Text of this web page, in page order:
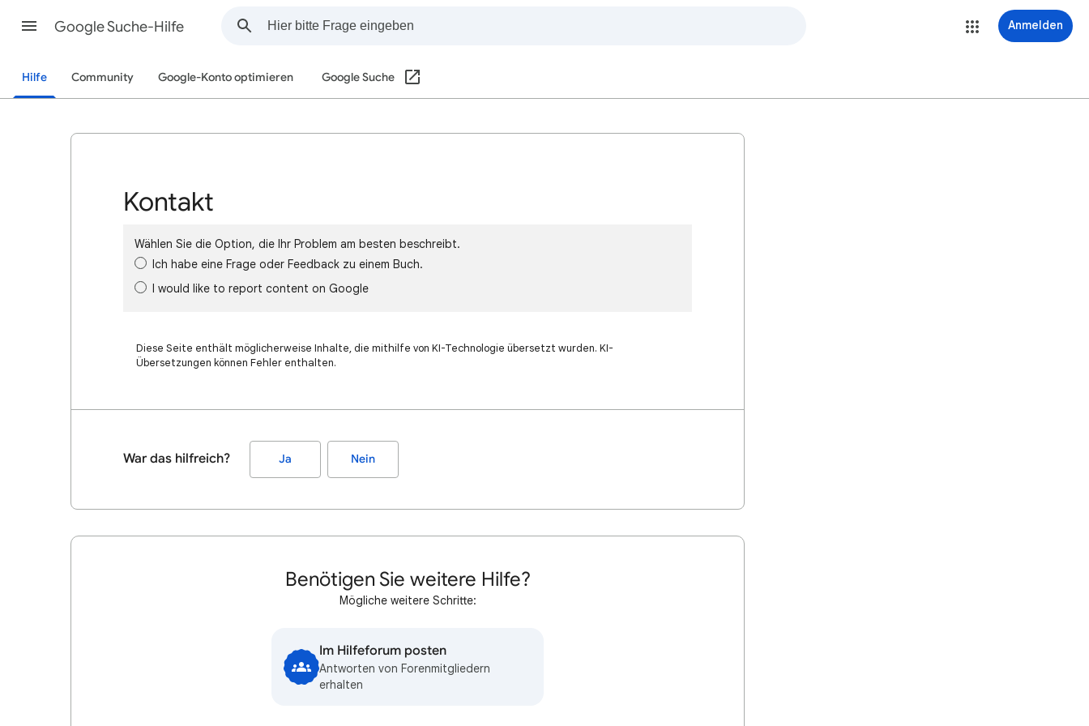
Google Suche-Hilfe Anmelden
Hilfe Community Google-Konto optimieren Google Suche
Kontakt
Wählen Sie die Option, die Ihr Problem am besten beschreibt.
Ich habe eine Frage oder Feedback zu einem Buch.
I would like to report content on Google
Diese Seite enthält möglicherweise Inhalte, die mithilfe von KI-Technologie übersetzt wurden. KI-
Übersetzungen können Fehler enthalten.
War das hilfreich? Ja Nein
Benötigen Sie weitere Hilfe?
Mögliche weitere Schritte:
Im Hilfeforum posten
Antworten von Forenmitgliedern
erhalten